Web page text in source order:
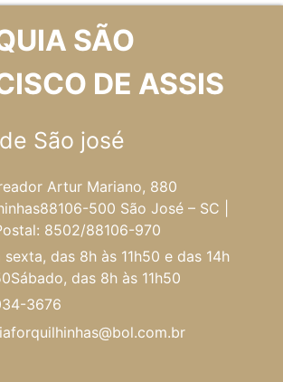
SÃO
DE ASSIS
São josé
Artur Mariano, 880
500 São José – SC |
8502/88106-970
sexta, das 8h às 11h50 e das 14h
das 8h às 11h50
3676